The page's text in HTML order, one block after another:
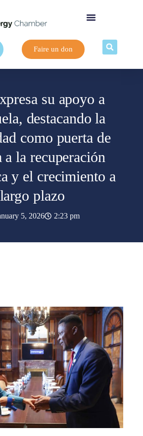
Faire un don
su apoyo a
destacando la
como puerta de
a la recuperación
y el crecimiento a
largo plazo
5, 2026 2:23 pm